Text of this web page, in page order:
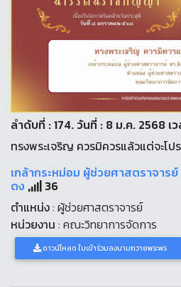
ลำดับที่ : 174. วันที่ : 8 ม.ค. 2568 เว
ทรงพระเจริญ ควรมิควรแล้วแต่จะโป
เกล้ากระหม่อม ผู้ช่วยศาสตราจา
ดง
36
ตำแหน่ง: ผู้ช่วยศาสตราจารย์
หน่วยงาน : คณะวิทยาการจัดการ
ดาวน์โหลด ใบเข้าร่วมลงนามถวายพระพร